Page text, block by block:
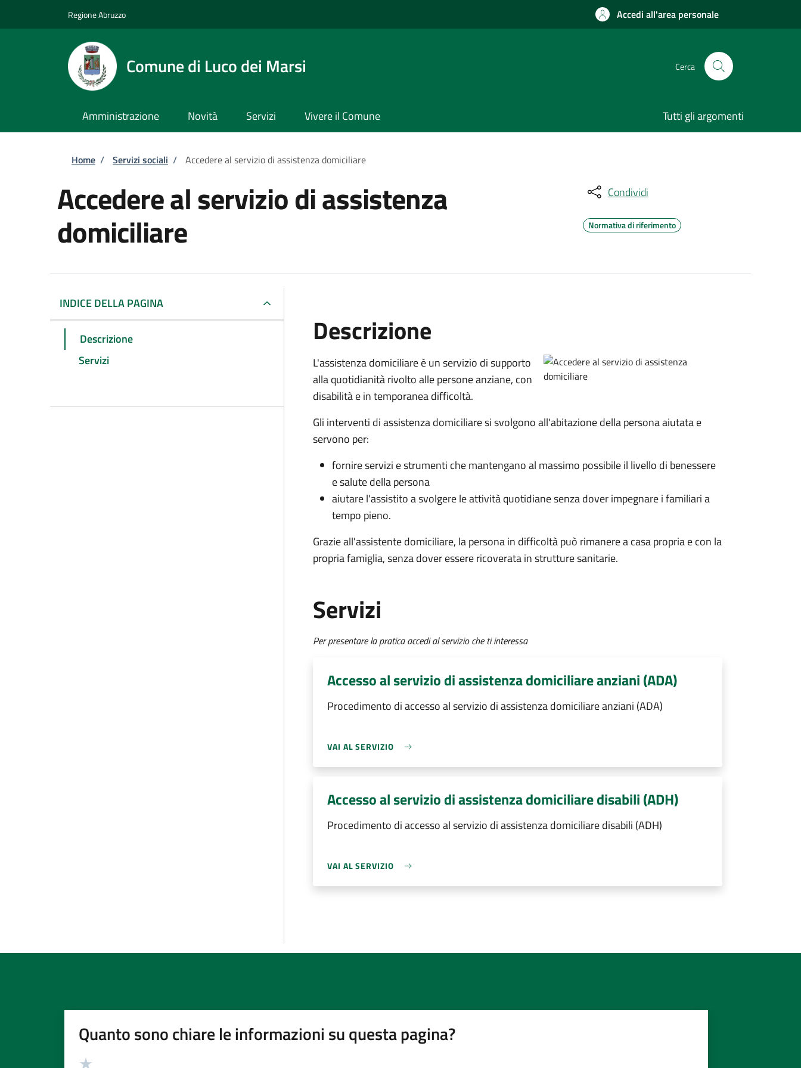
Regione Abruzzo Accedi all'area personale
Comune di Luco dei Marsi Cerca
Amministrazione Novità Servizi Vivere il Comune Tutti gli argomenti
Briciole di pane
Home / Servizi sociali / Accedere al servizio di assistenza domiciliare
Accedere al servizio di assistenza
domiciliare
Condividi
Normativa di riferimento
INDICE DELLA PAGINA
Descrizione
Servizi
Descrizione
L'assistenza domiciliare è un servizio di supporto
alla quotidianità rivolto alle persone anziane, con
disabilità e in temporanea difficoltà.
Gli interventi di assistenza domiciliare si svolgono all'abitazione della persona aiutata e
servono per:
fornire servizi e strumenti che mantengano al massimo possibile il livello di benessere
e salute della persona
aiutare l'assistito a svolgere le attività quotidiane senza dover impegnare i familiari a
tempo pieno.
Grazie all'assistente domiciliare, la persona in difficoltà può rimanere a casa propria e con la
propria famiglia, senza dover essere ricoverata in strutture sanitarie.
Servizi
Per presentare la pratica accedi al servizio che ti interessa
Accesso al servizio di assistenza domiciliare anziani (ADA)
Procedimento di accesso al servizio di assistenza domiciliare anziani (ADA)
VAI AL SERVIZIO
Accesso al servizio di assistenza domiciliare disabili (ADH)
Procedimento di accesso al servizio di assistenza domiciliare disabili (ADH)
VAI AL SERVIZIO
Quanto sono chiare le informazioni su questa pagina?
Valutazione